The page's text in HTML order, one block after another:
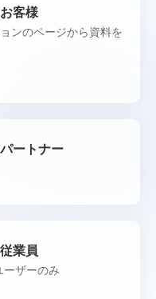
客様
ンのページから資料を
ートナー
業員
ーザーのみ